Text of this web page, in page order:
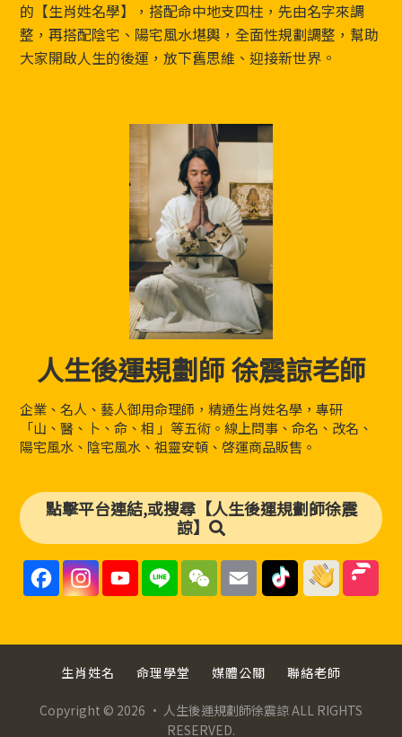
的【生肖姓名學】，搭配命中地支四柱，先由名字來調
整，再搭配陰宅、陽宅風水堪輿，全面性規劃調整，幫助
大家開啟人生的後運，放下舊思維、迎接新世界。
人生後運規劃師 徐震諒老師
企業、名人、藝人御用命理師，精通生肖姓名學，專研
「山、醫、卜、命、相 」等五術。線上問事、命名、改名、
陽宅風水、陰宅風水、祖靈安頓、啓運商品販售。
點擊平台連結,或搜尋【人生後運規劃師徐震
諒】
F
a
c
o
k
I
s
r
a
m
Y
u
e
C
h
n
L
n
W
C
E
a
生肖姓名 命理學堂 媒體公關 聯絡老師
Copyright © 2026 · 人生後運規劃師徐震諒 ALL RIGHTS
RESERVED.